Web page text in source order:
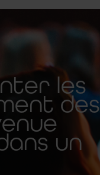
les
des
un